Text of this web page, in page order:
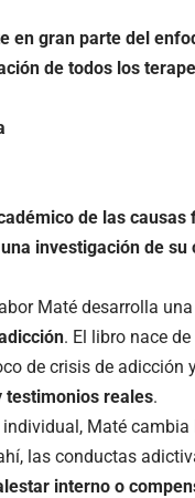
en gran parte del
de todos los
de las
investigación de su
Maté desarrolla
. El libro nace
de crisis de adicción
testimonios reales.
Maté cambia
las conductas
interno o